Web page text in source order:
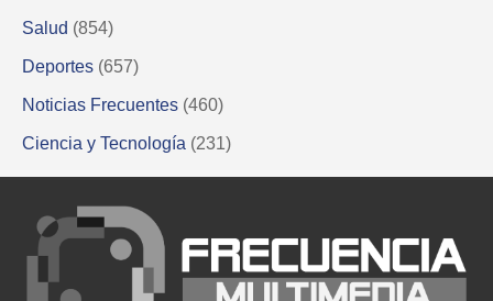
Salud (854)
Deportes (657)
Noticias Frecuentes (460)
Ciencia y Tecnología (231)